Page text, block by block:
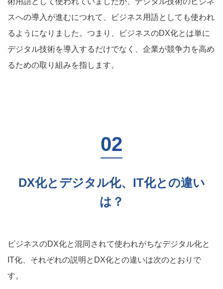
スへの導入が進むにつれて、ビジネス用語としても使われ
るようになりました。つまり、ビジネスのDX化とは単に
デジタル技術を導入するだけでなく、企業が競争力を高め
るための取り組みを指します。
DX化とデジタル化、IT化との違い
は？
ビジネスのDX化と混同されて使われがちなデジタル化と
IT化、それぞれの説明とDX化との違いは次のとおりで
す。